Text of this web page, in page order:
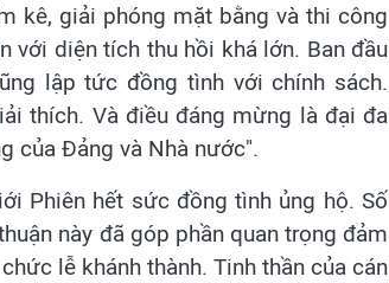
kê, giải phóng mặt bằng và thi công
với diện tích thu hồi khá lớn. Ban đầu
lập tức đồng tình với chính sách.
thích. Và điều đáng mừng là đại đa
của Đảng và Nhà nước".
Phiên hết sức đồng tình ủng hộ. Số
này đã góp phần quan trọng đảm
lễ khánh thành. Tinh thần của cán